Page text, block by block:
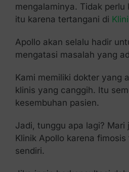
mengalaminya. Tidak perlu
itu karena tertangani di
Apollo akan selalu hadir
mengatasi masalah yang
Kami memiliki dokter yang
klinis yang canggih. Itu
kesembuhan pasien.
Jadi, tunggu apa lagi? Mari
Klinik Apollo karena
sendiri.